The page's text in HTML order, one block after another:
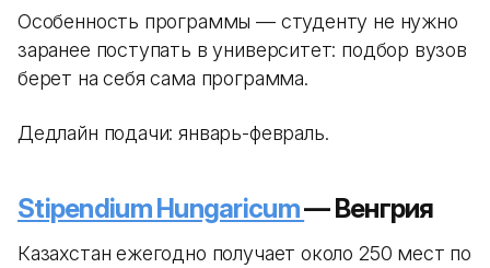
Особенность программы — студенту не нужно
заранее поступать в университет: подбор вузов
берет на себя сама программа.
Дедлайн подачи: январь-февраль.
Stipendium Hungaricum— Венгрия
Казахстан ежегодно получает около 250 мест по